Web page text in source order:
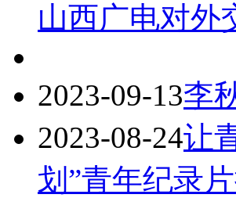
山西广电对外
2023-09-13李
2023-08-24让
划”青年纪录